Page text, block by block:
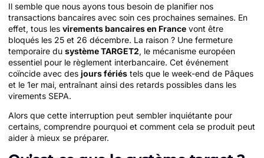
Il semble que nous ayons tous besoin de planifier nos
transactions bancaires avec soin ces prochaines semaines. En
effet, tous les virements bancaires en France vont être
bloqués les 25 et 26 décembre. La raison ? Une fermeture
temporaire du système TARGET2, le mécanisme européen
essentiel pour le règlement interbancaire. Cet événement
coïncide avec des jours fériés tels que le week-end de Pâques
et le 1er mai, entraînant ainsi des retards possibles dans les
virements SEPA.
Alors que cette interruption peut sembler inquiétante pour
certains, comprendre pourquoi et comment cela se produit peut
aider à mieux se préparer.